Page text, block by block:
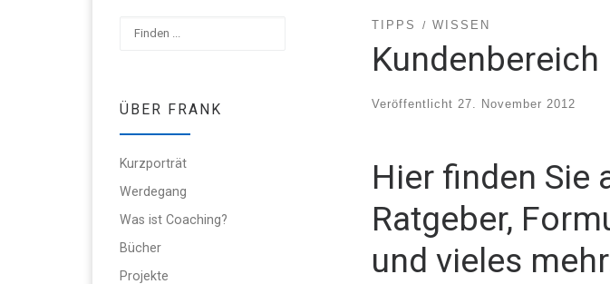
TIPPS WISSEN
Kundenbereich
Veröffentlicht 27. November 2012
Hier finden Sie
Ratgeber,
und vieles
ÜBER FRANK
Kurzporträt
Werdegang
Was ist Coaching?
Bücher
Projekte